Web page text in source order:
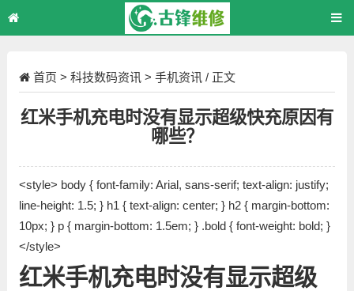
首页 > 科技数码资讯 > 手机资讯 / 正文
红米手机充电时没有显示超级快充原因有
哪些？
<style> body { font-family: Arial, sans-serif; text-align: justify;
line-height: 1.5; } h1 { text-align: center; } h2 { margin-bottom:
10px; } p { margin-bottom: 1.5em; } .bold { font-weight: bold; }
</style>
红米手机充电时没有显示超级